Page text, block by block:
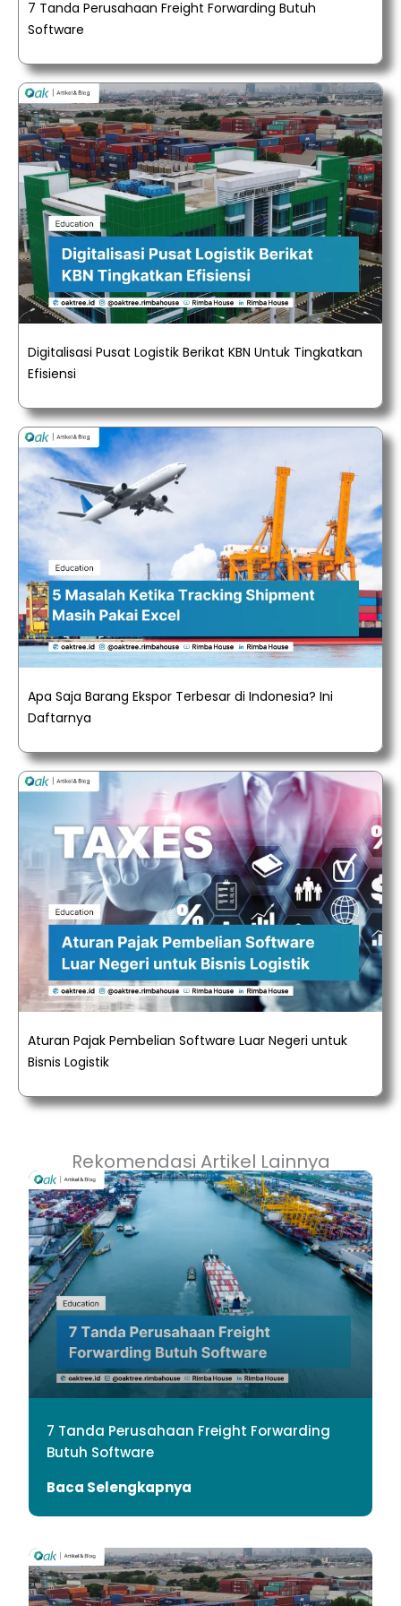
7 Tanda Perusahaan Freight Forwarding Butuh
Software
Digitalisasi Pusat Logistik Berikat KBN Untuk Tingkatkan
Efisiensi
Apa Saja Barang Ekspor Terbesar di Indonesia? Ini
Daftarnya
Aturan Pajak Pembelian Software Luar Negeri untuk
Bisnis Logistik
Rekomendasi Artikel Lainnya
7 Tanda Perusahaan Freight Forwarding
Butuh Software
Baca Selengkapnya